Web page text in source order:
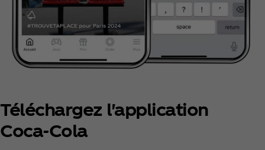
Téléchargez l'application
Coca‑Cola